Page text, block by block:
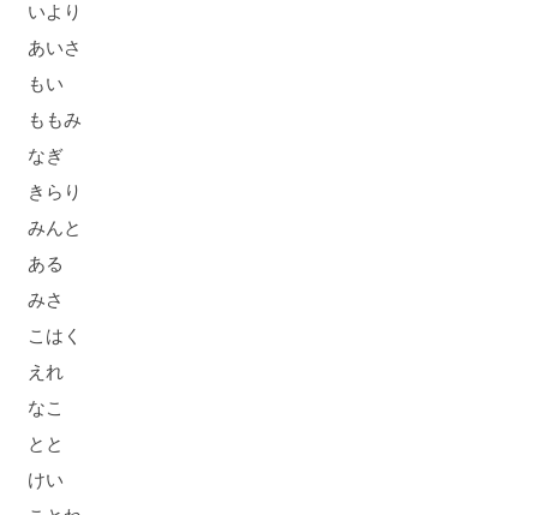
いより
あいさ
もい
ももみ
なぎ
きらり
みんと
ある
みさ
こはく
えれ
なこ
とと
けい